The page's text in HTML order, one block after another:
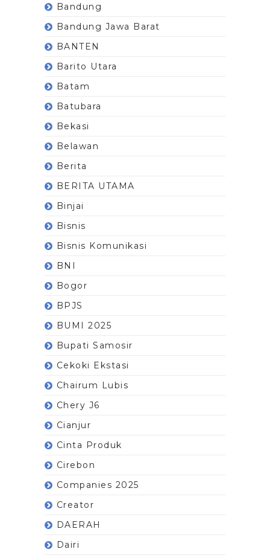
Bandung
Bandung Jawa Barat
BANTEN
Barito Utara
Batam
Batubara
Bekasi
Belawan
Berita
BERITA UTAMA
Binjai
Bisnis
Bisnis Komunikasi
BNI
Bogor
BPJS
BUMI 2025
Bupati Samosir
Cekoki Ekstasi
Chairum Lubis
Chery J6
Cianjur
Cinta Produk
Cirebon
Companies 2025
Creator
DAERAH
Dairi